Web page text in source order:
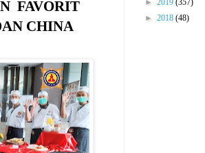
FAVORIT
CHINA
► 2019 (357)
► 2018 (48)